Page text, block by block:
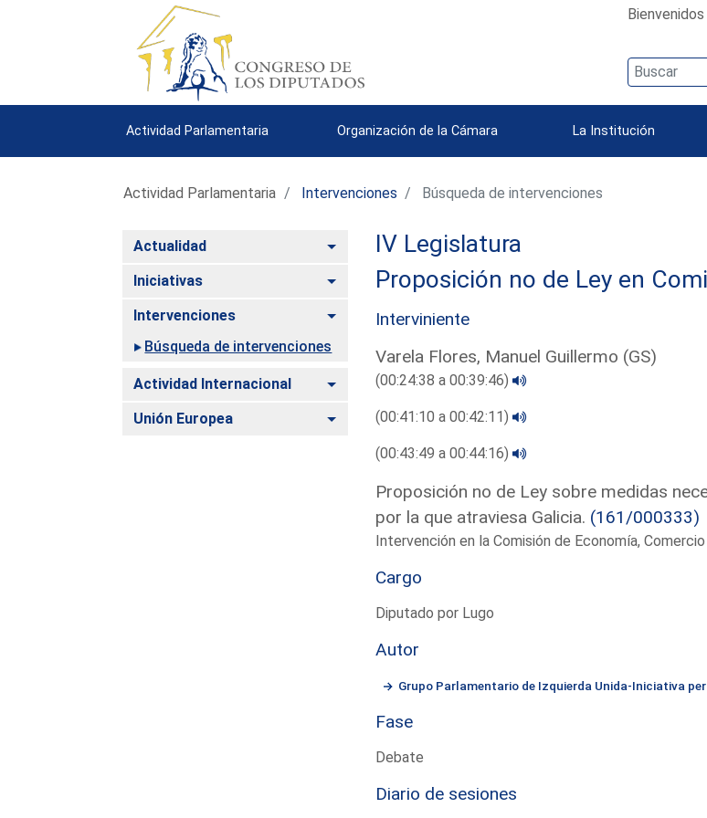
Bienvenidos
Actividad Parlamentaria Organización de la Cámara La Institución
Actividad Parlamentaria Intervenciones Búsqueda de intervenciones
Actualidad Alternar
Iniciativas Alternar
Intervenciones
Alternar
Búsqueda de intervenciones
Actividad Internacional Alternar
Unión Europea Alternar
IV Legislatura
Proposición no de Ley en
Interviniente
Varela Flores, Manuel Guillermo (GS)
(00:24:38 a 00:39:46)
(00:41:10 a 00:42:11)
(00:43:49 a 00:44:16)
Proposición no de Ley sobre medidas
por la que atraviesa Galicia. (161/000333)
Intervención en la Comisión de Economía,
Cargo
Diputado por Lugo
Autor
Grupo Parlamentario de Izquierda Unida-Iniciativa
Fase
Debate
Diario de sesiones